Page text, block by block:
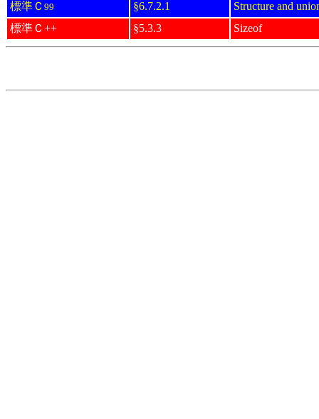
標準Ｃ 99 §6.7.2.1
Structure and
標準Ｃ++
§5.3.3 Sizeof